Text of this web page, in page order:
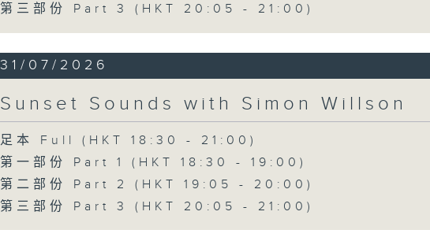
第三部份 Part 3 (HKT 20:05 - 21:00)
31/07/2026
Sunset Sounds with Simon Willson
足本 Full (HKT 18:30 - 21:00)
第一部份 Part 1 (HKT 18:30 - 19:00)
第二部份 Part 2 (HKT 19:05 - 20:00)
第三部份 Part 3 (HKT 20:05 - 21:00)